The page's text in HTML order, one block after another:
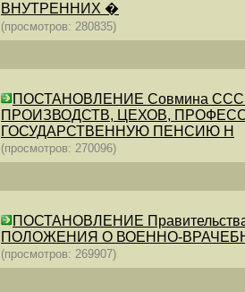
ВНУТРЕННИХ �
(просмотров: 280835)
ПОСТАНОВЛЕНИЕ Совмина
ПРОИЗВОДСТВ, ЦЕХОВ,
ГОСУДАРСТВЕННУЮ ПЕНСИЮ Н
(просмотров: 270096)
ПОСТАНОВЛЕНИЕ
ПОЛОЖЕНИЯ О ВОЕННО-
(просмотров: 269907)